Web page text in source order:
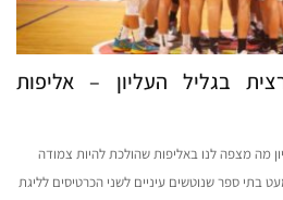
בגליל העליון – אליפות
מה מצפה לנו באליפות שהולכת להיות צמודה
בתי ספר שנוטשים עיניים לשני הכרטיסים לליגת